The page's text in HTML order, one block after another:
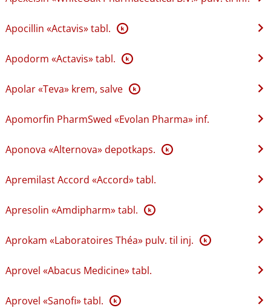
Apocillin «Actavis» tabl. K
Apodorm «Actavis» tabl. K
Apolar «Teva» krem, salve K
Apomorfin PharmSwed «Evolan Pharma» inf.
Aponova «Alternova» depotkaps. K
Apremilast Accord «Accord» tabl.
Apresolin «Amdipharm» tabl. K
Aprokam «Laboratoires Théa» pulv. til inj. K
Aprovel «Abacus Medicine» tabl.
Aprovel «Sanofi» tabl. K